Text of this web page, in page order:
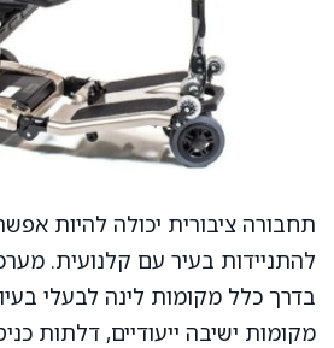
תחבורה ציבורית יכולה להיות
להתניידות בעיר עם קלנועית.
בדרך כלל מקומות לינה לבעלי
מקומות ישיבה ייעודיים, דלתות